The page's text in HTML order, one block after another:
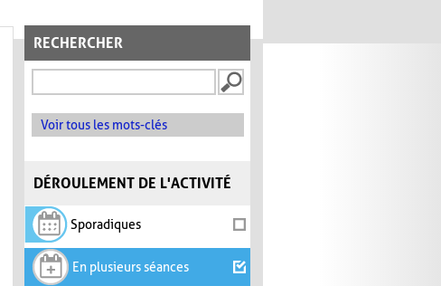
RECHERCHER
Voir tous les mots-clés
DÉROULEMENT DE L'ACTIVITÉ
Sporadiques
En plusieurs séances